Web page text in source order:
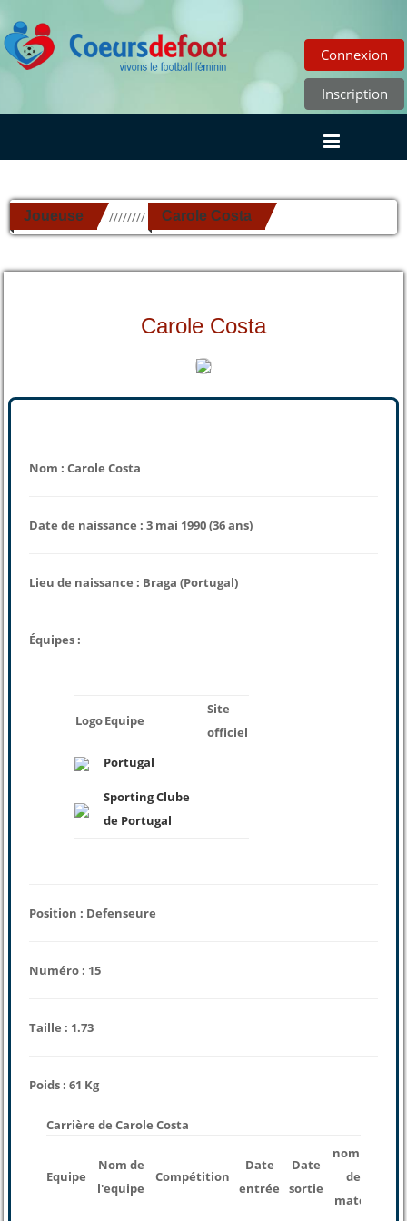
Connexion
Inscription
Joueuse ////////// Carole Costa
Carole Costa
Nom : Carole Costa
Date de naissance : 3 mai 1990 (36 ans)
Lieu de naissance : Braga (Portugal)
Équipes :
LogoEquipe
Site
officiel
Portugal
Sporting Clube
de Portugal
Position : Defenseure
Numéro : 15
Taille : 1.73
Poids : 61 Kg
Carrière de Carole Costa
Equipe
Nom de
l'equipe
Compétition
Date
entrée
Date
sortie
nombre
des
matchs